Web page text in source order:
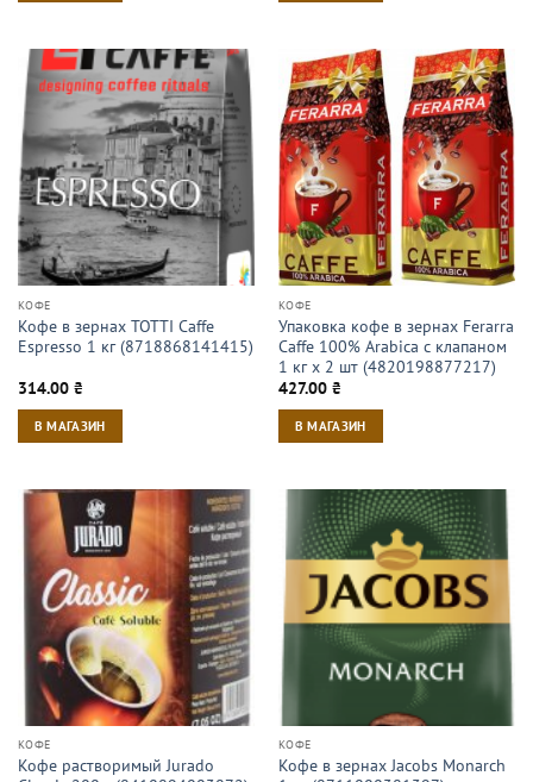
КОФЕ
Кофе в зернах TOTTI Caffe
Espresso 1 кг (8718868141415)
314.00 ₴
В МАГАЗИН
КОФЕ
Упаковка кофе в зернах Ferarra
Caffe 100% Arabica с клапаном
1 кг х 2 шт (4820198877217)
427.00 ₴
В МАГАЗИН
КОФЕ
Кофе растворимый Jurado
КОФЕ
Кофе в зернах Jacobs Monarch